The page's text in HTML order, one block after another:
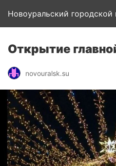
Новоуральский городской
Открытие
novouralsk.su